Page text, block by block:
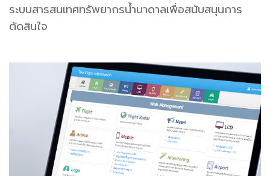
ระบบสารสนเทศทรัพยากรน้ำบาดาลเพื่อสนับสนุนการ
ตัดสินใจ